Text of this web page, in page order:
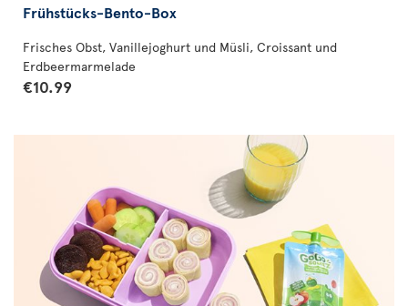
Frühstücks-Bento-Box
Frisches Obst, Vanillejoghurt und Müsli, Croissant und
Erdbeermarmelade
€10.99